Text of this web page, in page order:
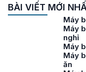
BÀI VIẾT MỚI
Máy
Máy
nghỉ
Máy
Máy
ăn